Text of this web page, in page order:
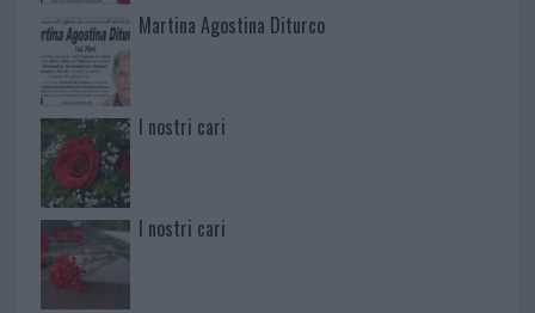
Martina Agostina Diturco
I nostri cari
I nostri cari